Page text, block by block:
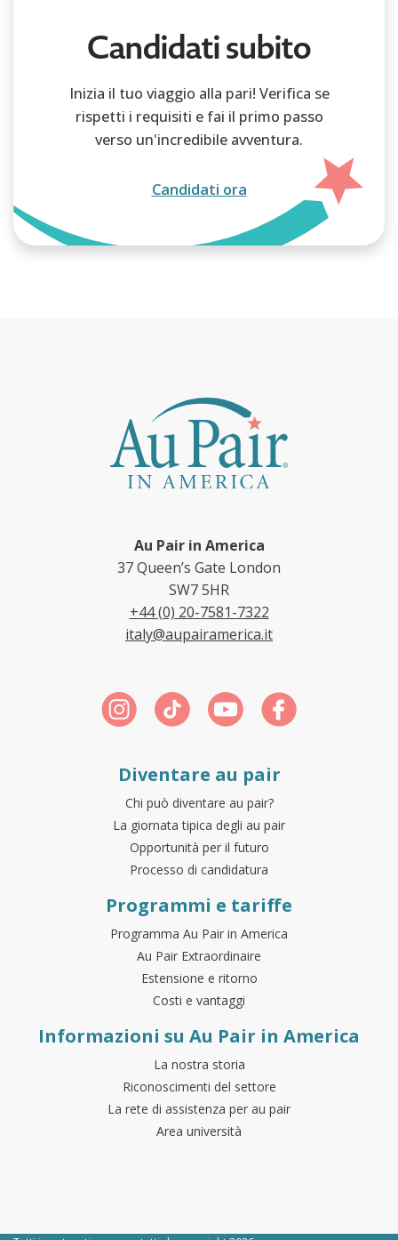
Candidati subito
Inizia il tuo viaggio alla pari! Verifica se
rispetti i requisiti e fai il primo passo
verso un'incredibile avventura.
Candidati ora
Au Pair in America
37 Queen’s Gate London
SW7 5HR
+44 (0) 20-7581-7322
italy@aupairamerica.it
Diventare au pair
Chi può diventare au pair?
La giornata tipica degli au pair
Opportunità per il futuro
Processo di candidatura
Programmi e tariffe
Programma Au Pair in America
Au Pair Extraordinaire
Estensione e ritorno
Costi e vantaggi
Informazioni su Au Pair in America
La nostra storia
Riconoscimenti del settore
La rete di assistenza per au pair
Area università